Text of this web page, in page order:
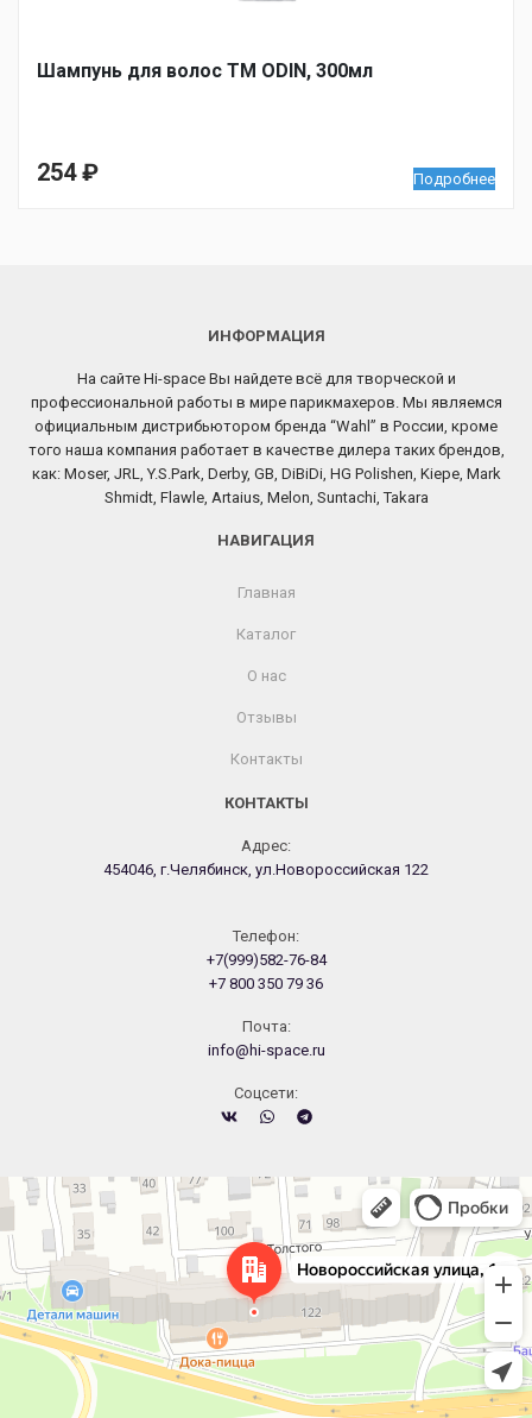
Шампунь для волос ТМ ODIN, 300мл
254₽ Подробнее
ИНФОРМАЦИЯ
На сайте Hi-space Вы найдете всё для творческой и
профессиональной работы в мире парикмахеров. Мы являемся
официальным дистрибьютором бренда “Wahl” в России, кроме
того наша компания работает в качестве дилера таких брендов,
как: Moser, JRL, Y.S.Park, Derby, GB, DiBiDi, HG Polishen, Kiepe, Mark
Shmidt, Flawle, Artaius, Melon, Suntachi, Takara
НАВИГАЦИЯ
Главная
Каталог
О нас
Отзывы
Контакты
КОНТАКТЫ
Адрес:
454046, г.Челябинск, ул.Новороссийская 122
Телефон:
+7(999)582-76-84
+7 800 350 79 36
Почта:
info@hi-space.ru
Cоцсети:
Челябинск
Новороссийская улица, 122 — Яндекс.Карты